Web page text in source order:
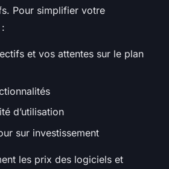
Pour simplifier votre
et vos attentes sur le plan
d’utilisation
sur investissement
les prix des logiciels et